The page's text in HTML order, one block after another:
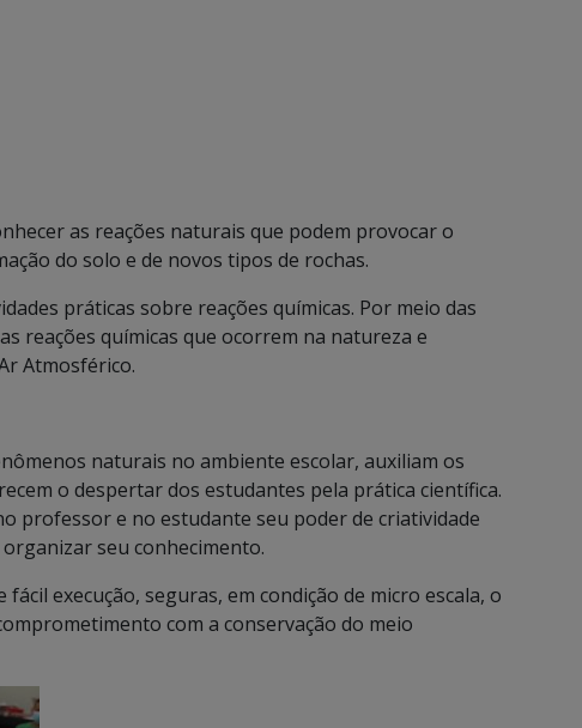
as reações naturais que podem provocar o
do solo e de novos tipos de rochas.
práticas sobre reações químicas. Por meio das
reações químicas que ocorrem na natureza e
Atmosférico.
naturais no ambiente escolar, auxiliam os
o despertar dos estudantes pela prática científica.
professor e no estudante seu poder de criatividade
seu conhecimento.
execução, seguras, em condição de micro escala, o
com a conservação do meio